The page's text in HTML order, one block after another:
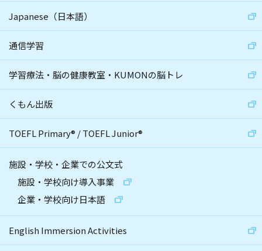
Japanese（日本語）
通信学習
学習療法・脳の健康教室・KUMONの脳トレ
くもん出版
TOEFL Primary® /TOEFL Junior®
施設・学校・企業での公文式
施設・学校向け導入事業
企業・学校向け日本語
English Immersion Activities